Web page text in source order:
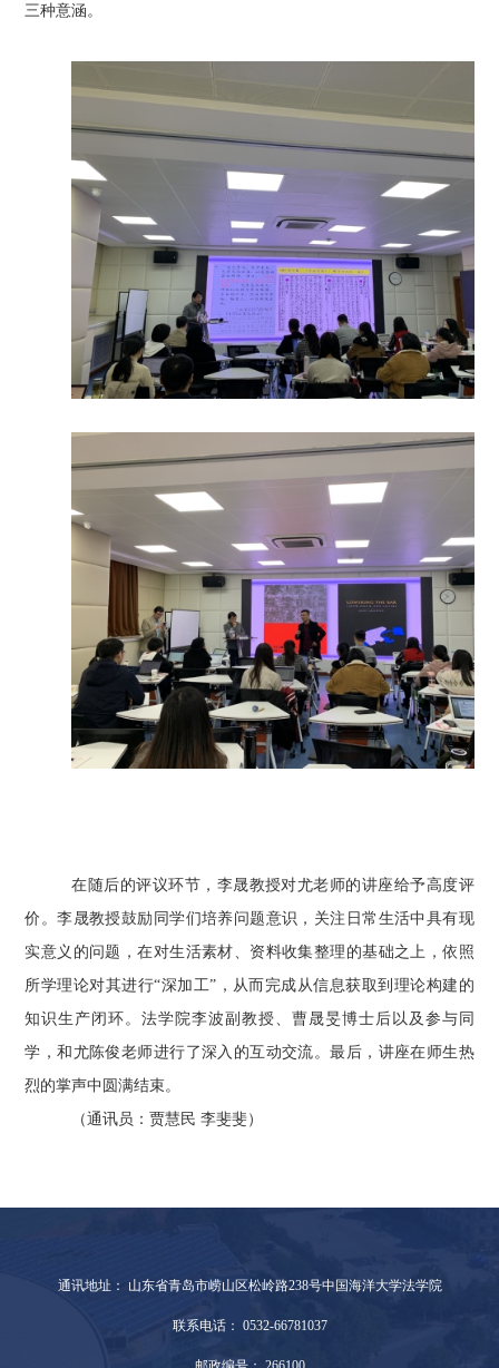
三种意涵。
在随后的评议环节，李晟教授对尤老师的讲座给予高度评
价。李晟教授鼓励同学们培养问题意识，关注日常生活中具有现
实意义的问题，在对生活素材、资料收集整理的基础之上，依照
所学理论对其进行“深加工”，从而完成从信息获取到理论构建的
知识生产闭环。法学院李波副教授、曹晟旻博士后以及参与同
学，和尤陈俊老师进行了深入的互动交流。最后，讲座在师生热
烈的掌声中圆满结束。
（通讯员：贾慧民 李斐斐）
通讯地址： 山东省青岛市崂山区松岭路238号中国海洋大学法学院
联系电话： 0532-66781037